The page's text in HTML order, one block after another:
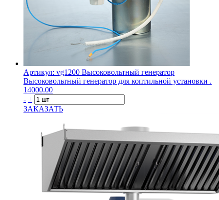
Артикул: vg1200 Высоковольтный генератор
Высоковольтный генератор для коптильной установки .
14000.00
- +
ЗАКАЗАТЬ